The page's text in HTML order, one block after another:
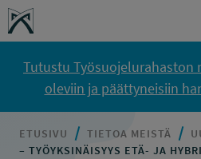
Siirry sisältöön
Työsuojelurahasto
Tutustu Työsuojelurahaston
oleviin ja päättyneisiin
ETUSIVU TIETOA MEISTÄ
– TYÖYKSINÄISYYS ETÄ- JA